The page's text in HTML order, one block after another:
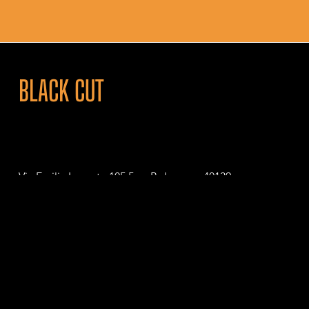
BLACK CUT
Via Emilia Levante 105 5c – Bologna – 40139